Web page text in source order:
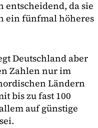
entscheidend, da sie
ein fünfmal höheres
Deutschland aber
Zahlen nur im
Ländern
bis zu fast 100
auf günstige